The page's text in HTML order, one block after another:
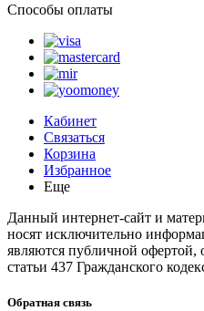
Способы оплаты
Кабинет
Связаться
Корзина
Избранное
Еще
Данный интернет-сайт и
носят исключительно
являются публичной
статьи 437 Гражданского
Обратная связь